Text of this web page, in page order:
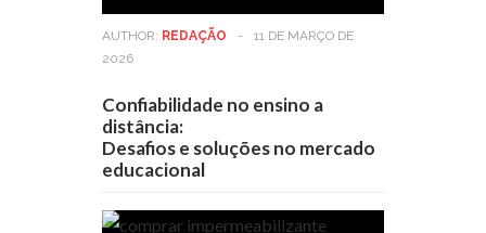
AUTHOR: REDAÇÃO -
11 DE MARÇO DE
2026
Confiabilidade no ensino a
distância:
Desafios e soluções no mercado
educacional